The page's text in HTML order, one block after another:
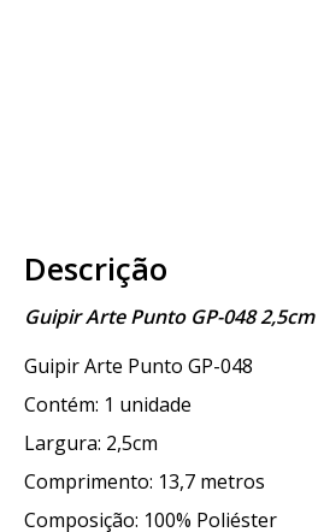
Descrição
Guipir Arte Punto GP-048
Guipir Arte Punto GP-048
Contém: 1 unidade
Largura: 2,5cm
Comprimento: 13,7 metros
Composição: 100% Poliéster